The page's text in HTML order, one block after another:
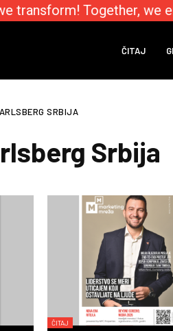
Together, we
ČITAJ
SRBIJA
Srbija
ČITAJ